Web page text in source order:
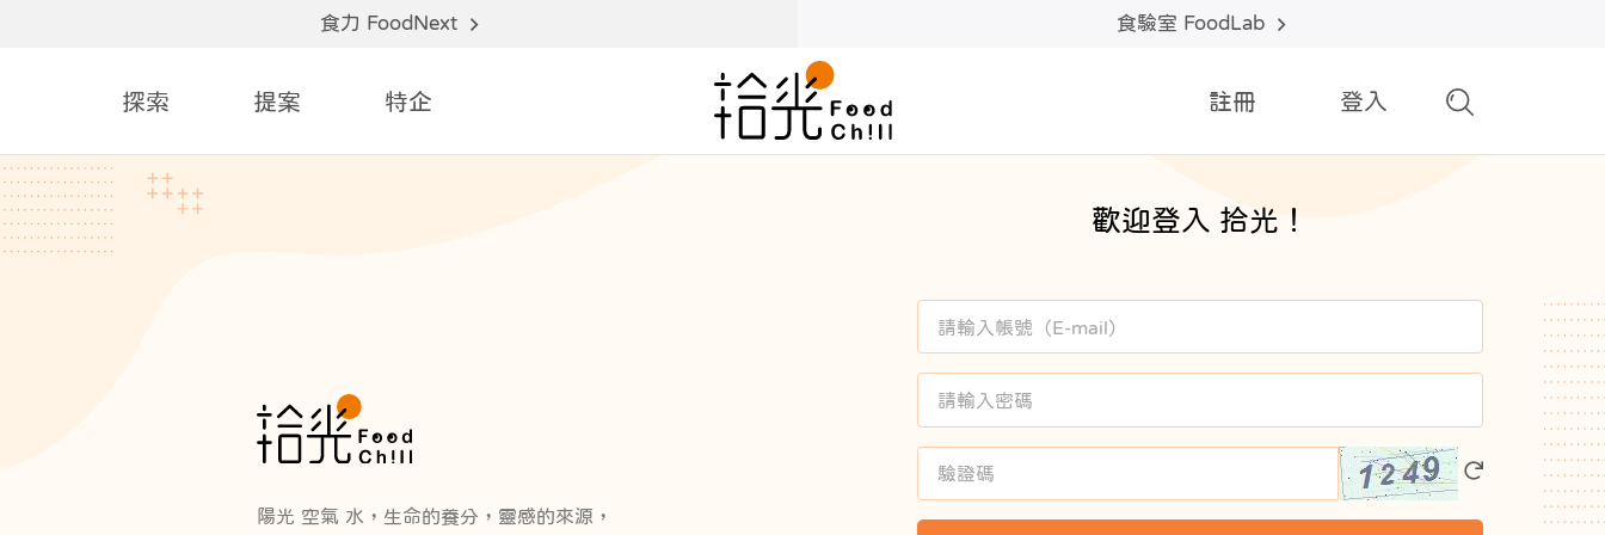
食力 FoodNext 食驗室 FoodLab
探索 提案 特企 註冊 登入
陽光 空氣 水，生命的養分，靈感的來源，
歡迎登入 拾光！